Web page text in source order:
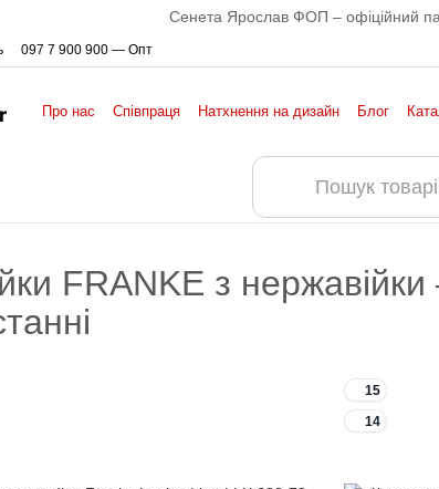
Сенета Ярослав ФОП – офіційний
097 7 900 900 — Опт
Про нас Співпраця Натхнення на дизайн Блог
FRANKE з
15
14